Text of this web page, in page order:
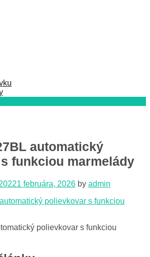
automatický
funkciou marmelády
1 februára, 2026 by admin
polievkovar s funkciou